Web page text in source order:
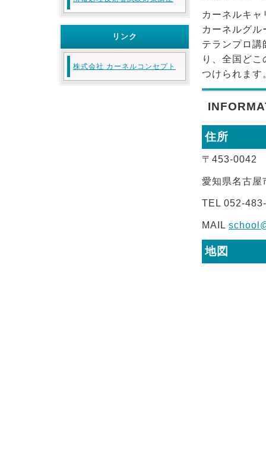
カーネルキ
カーネルグ
テランプロ講
り、全国ど
つけられます
住所
〒453-0042
愛知県名古屋
TEL 052-
MAIL
地図
リンク
株式会社 カーネルコンセプト